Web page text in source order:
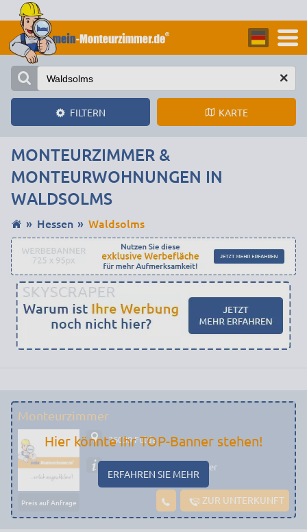
FILTERN KARTE
MONTEURZIMMER &
MONTEURWOHNUNGEN IN
WALDSOLMS
Hessen Waldsolms
Monteurzimmer
Preis auf Anfrage
36039 Fulda
Preiswerte Monteurzimmer
ZUR UNTERKUNFT
Hier könnte Ihr TOP-Banner stehen!
ERFAHREN SIE MEHR